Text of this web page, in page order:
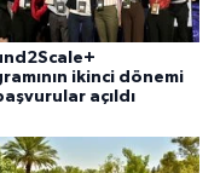
ikinci dönemi
açıldı